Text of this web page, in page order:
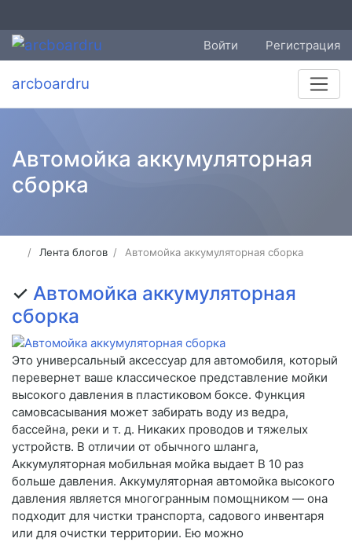
Войти Регистрация
arcboardru
Автомойка аккумуляторная
сборка
Лента блогов Автомойка аккумуляторная сборка
✓ Автомойка аккумуляторная
сборка
Это универсальный аксессуар для автомобиля, который
перевернет ваше классическое представление мойки
высокого давления в пластиковом боксе. Функция
самовсасывания может забирать воду из ведра,
бассейна, реки и т. д. Никаких проводов и тяжелых
устройств. В отличии от обычного шланга,
Аккумуляторная мобильная мойка выдает В 10 раз
больше давления. Аккумуляторная автомойка высокого
давления является многогранным помощником — она
подходит для чистки транспорта, садового инвентаря
или для очистки территории. Ею можно